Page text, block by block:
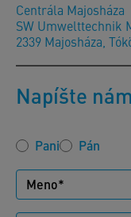
Centrála Majosháza
SW Umwelttechnik
2339 Majosháza,
Napíšte nám
Pani Pán